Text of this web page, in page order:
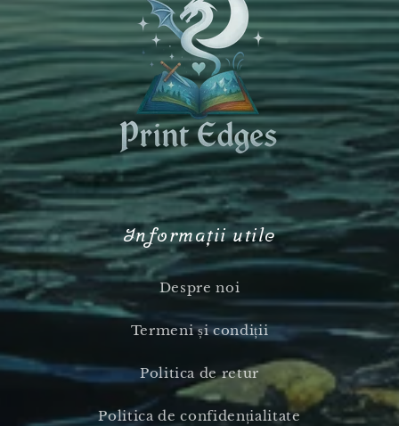
Informații utile
Despre noi
Termeni și condiții
Politica de retur
Politica de confidențialitate